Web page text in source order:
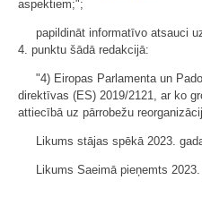
aspektiem;";
papildināt informatīvo atsauci
4. punktu šādā redakcijā:
"4) Eiropas Parlamenta un
direktīvas (ES) 2019/2121, ar ko
attiecībā uz pārrobežu
Likums stājas spēkā 2023.
Likums Saeimā pieņemts